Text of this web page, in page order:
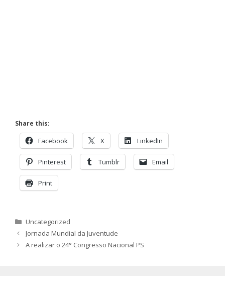
Share this:
Facebook X LinkedIn
Pinterest Tumblr Email
Print
Categorias
Uncategorized
Jornada Mundial da Juventude
A realizar o 24° Congresso Nacional PS